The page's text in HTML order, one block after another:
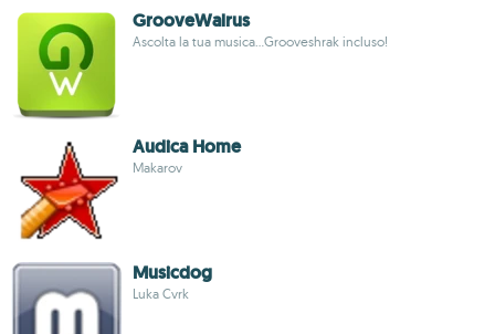
GrooveWalrus
Ascolta la tua musica...Grooveshrak incluso!
Audica Home
Makarov
Musicdog
Luka Cvrk